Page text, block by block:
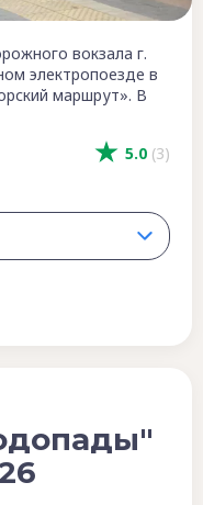
5.0 (3)
вокзала г.
электропоезде в
маршрут». В